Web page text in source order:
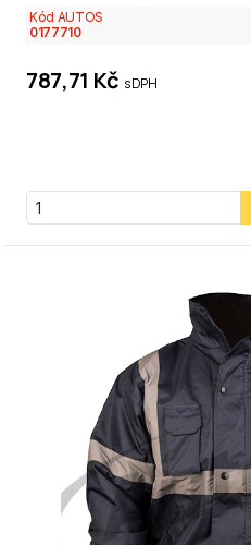
Kód AUTOS
0177710
787,71 Kč s DPH